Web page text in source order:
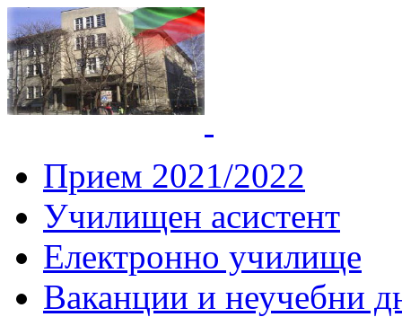
Прием 2021/2022
Училищен асистент
Електронно училище
Ваканции и неучебни